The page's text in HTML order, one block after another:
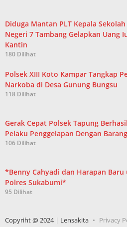
Diduga Mantan PLT Kepala Sekolah
Negeri 7 Tambang Gelapkan Uang
Kantin
180 Dilihat
Polsek XIII Koto Kampar Tangkap
Narkoba di Desa Gunung Bungsu
118 Dilihat
Gerak Cepat Polsek Tapung
Pelaku Penggelapan Dengan
106 Dilihat
*Benny Cahyadi dan Harapan
Polres Sukabumi*
95 Dilihat
Copyriht @ 2024 | Lensakita Privacy